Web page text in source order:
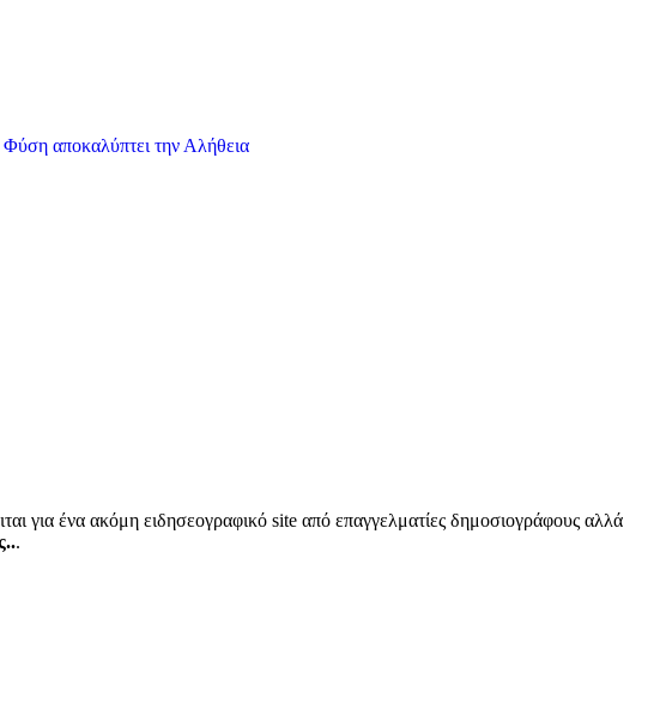
Φύση αποκαλύπτει την Αλήθεια
για ένα ακόμη ειδησεογραφικό site από επαγγελματίες δημοσιογράφους αλλά
.